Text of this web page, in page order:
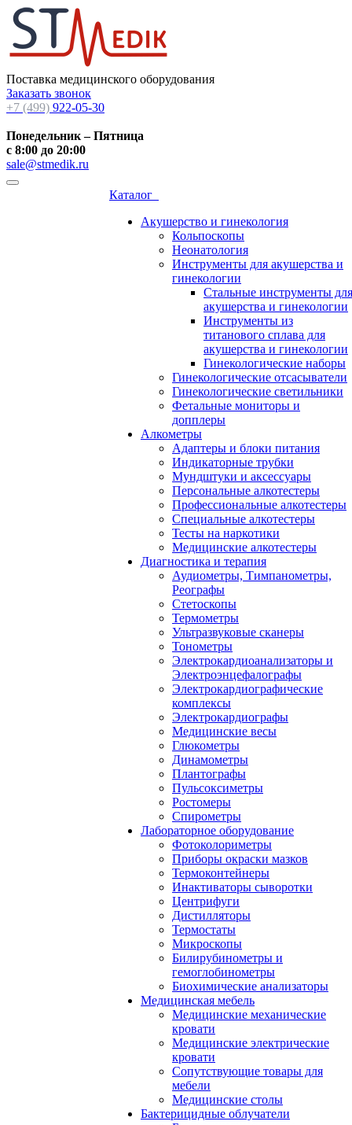
Поставка медицинского оборудования
Заказать звонок
+7 (499) 922-05-30
Понедельник – Пятница
с 8:00 до 20:00
sale@stmedik.ru
Каталог
Акушерство и гинекология
Кольпоскопы
Неонатология
Инструменты для акушерства и
гинекологии
Стальные инструменты для
акушерства и гинекологии
Инструменты из
титанового сплава для
акушерства и гинекологии
Гинекологические наборы
Гинекологические отсасыватели
Гинекологические светильники
Фетальные мониторы и
допплеры
Алкометры
Адаптеры и блоки питания
Индикаторные трубки
Мундштуки и аксессуары
Персональные алкотестеры
Профессиональные алкотестеры
Специальные алкотестеры
Тесты на наркотики
Медицинские алкотестеры
Диагностика и терапия
Аудиометры, Тимпанометры,
Реографы
Стетоскопы
Термометры
Ультразвуковые сканеры
Тонометры
Электрокардиоанализаторы и
Электроэнцефалографы
Электрокардиографические
комплексы
Электрокардиографы
Медицинские весы
Глюкометры
Динамометры
Плантографы
Пульсоксиметры
Ростомеры
Спирометры
Лабораторное оборудование
Фотоколориметры
Приборы окраски мазков
Термоконтейнеры
Инактиваторы сыворотки
Центрифуги
Дистилляторы
Термостаты
Микроскопы
Билирубинометры и
гемоглобинометры
Биохимические анализаторы
Медицинская мебель
Медицинские механические
кровати
Медицинские электрические
кровати
Сопутствующие товары для
мебели
Медицинские столы
Бактерицидные облучатели